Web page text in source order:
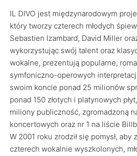
IL DIVO jest międzynarodowym
który tworzy czterech młodych
Sebastien Izambard, David Miller
wykorzystując swój talent oraz
wokalne, prezentują popularne,
symfoniczno-operowych
swoim koncie ponad 25 milionów
ponad 150 złotych i platynowych
miliony publiczność, zgromadzoną
koncertowych oraz nr 1 na liście
W 2001 roku zrodził się pomysł, aby
czterech wokalnie wyszkolonych,